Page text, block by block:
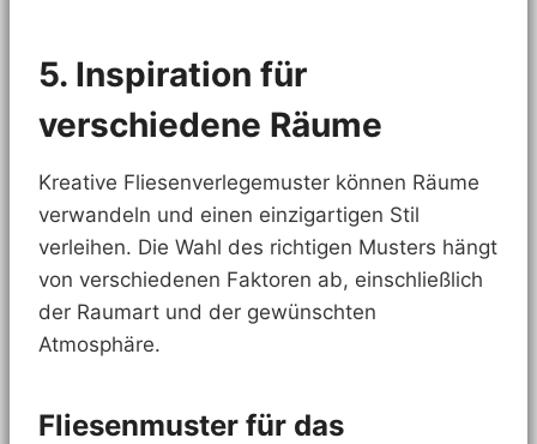
5. Inspiration für
verschiedene Räume
Kreative Fliesenverlegemuster können Räume
verwandeln und einen einzigartigen Stil
verleihen. Die Wahl des richtigen Musters hängt
von verschiedenen Faktoren ab, einschließlich
der Raumart und der gewünschten
Atmosphäre.
Fliesenmuster für das